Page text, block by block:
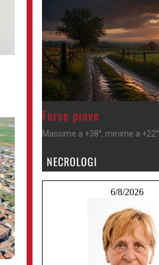
>
Forse piove
Massime a +38°, minime a +22°
NECROLOGI
6/8/2026